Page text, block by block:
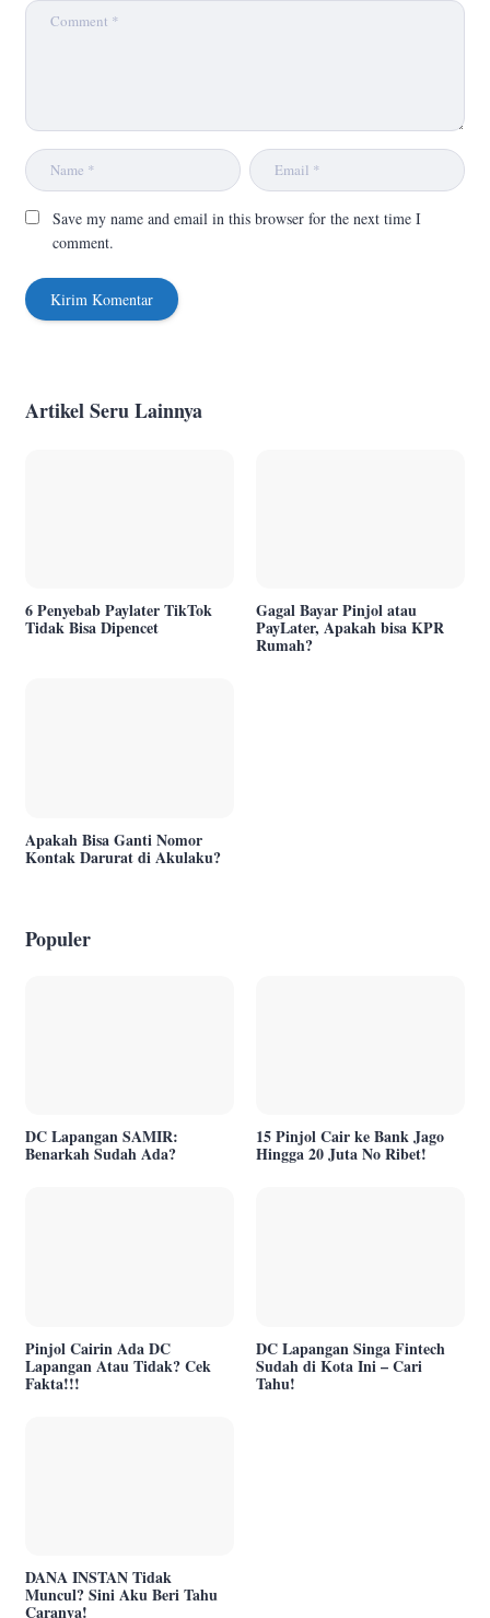
Save my name and email in this browser for the next time I
comment.
Artikel Seru Lainnya
6 Penyebab Paylater TikTok
Tidak Bisa Dipencet
Gagal Bayar Pinjol atau
PayLater, Apakah bisa KPR
Rumah?
Apakah Bisa Ganti Nomor
Kontak Darurat di Akulaku?
Populer
DC Lapangan SAMIR:
Benarkah Sudah Ada?
15 Pinjol Cair ke Bank Jago
Hingga 20 Juta No Ribet!
Pinjol Cairin Ada DC
Lapangan Atau Tidak? Cek
Fakta!!!
DC Lapangan Singa Fintech
Sudah di Kota Ini – Cari
Tahu!
DANA INSTAN Tidak
Muncul? Sini Aku Beri Tahu
Caranya!